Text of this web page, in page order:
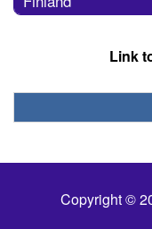
Link
Copyright ©